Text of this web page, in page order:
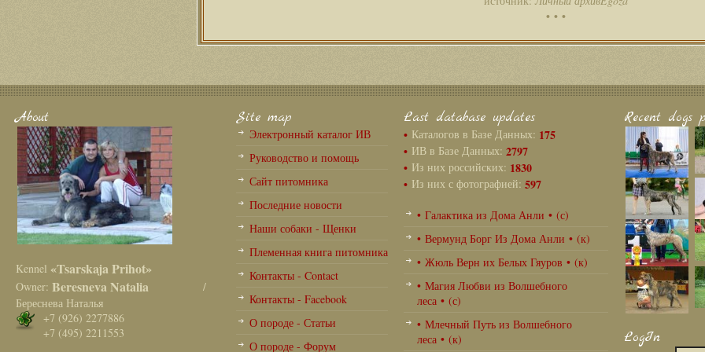
• • •
About
Kennel «Tsarskaja Prihot»
Owner: Beresneva Natalia /
Береснева Наталья
+7 (926) 2277886
+7 (495) 2211553
Site map
Электронный каталог ИВ
Руководство и помощь
Сайт питомника
Последние новости
Наши собаки - Щенки
Племенная книга питомника
Контакты - Contact
Контакты - Facebook
О породе - Статьи
О породе - Форум
Last database updates
• Каталогов в Базе Данных: 175
• ИВ в Базе Данных: 2797
• Из них российских: 1830
• Из них с фотографией: 597
• Галактика из Дома Анли • (с)
• Вермунд Борг Из Дома Анли • (к)
• Жюль Верн их Белых Гяуров • (к)
• Магия Любви из Волшебного
леса • (с)
• Млечный Путь из Волшебного
леса • (к)
Recent dogs
LogIn